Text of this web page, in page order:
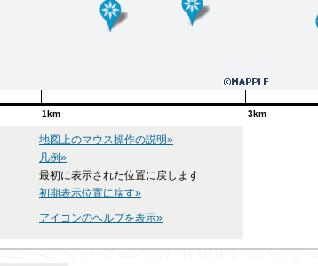
1km 3km
地図上のマウス操作の説明»
凡例»
最初に表示された位置に戻します
初期表示位置に戻す»
アイコンのヘルプを表示»